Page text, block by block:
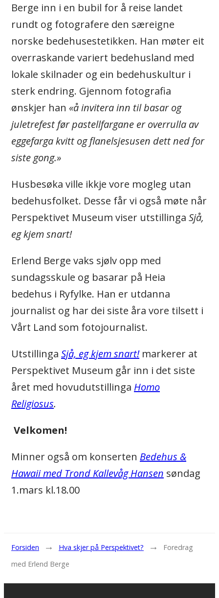
Berge inn i en bubil for å reise landet
rundt og fotografere den særeigne
norske bedehusestetikken. Han møter eit
overraskande variert bedehusland med
lokale skilnader og ein bedehuskultur i
sterk endring. Gjennom fotografia
ønskjer han «å invitera inn til basar og
juletrefest før pastellfargane er overrulla av
eggefarga kvitt og flanelsjesusen dett ned for
siste gong.»
Husbesøka ville ikkje vore mogleg utan
bedehusfolket. Desse får vi også møte når
Perspektivet Museum viser utstillinga Sjå,
eg kjem snart!
Erlend Berge vaks sjølv opp med
sundagsskule og basarar på Heia
bedehus i Ryfylke. Han er utdanna
journalist og har dei siste åra vore tilsett i
Vårt Land som fotojournalist.
Utstillinga Sjå, eg kjem snart!markerer at
Perspektivet Museum går inn i det siste
året med hovudutstillinga Homo
Religiosus.
Velkomen!
Minner også om konserten Bedehus &
Hawaii med Trond Kallevåg Hansen søndag
1.mars kl.18.00
Forsiden → Hva skjer på Perspektivet? →
Foredrag
med Erlend Berge